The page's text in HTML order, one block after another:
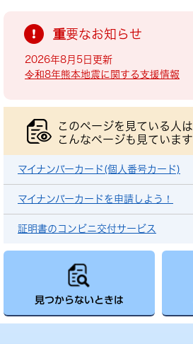
重要なお知らせ
2026年8月5日更新
令和8年熊本地震に関する支援情報
このページを見ている人は
こんなページも見ています
マイナンバーカード(個人番号カード)
マイナンバーカードを申請しよう！
証明書のコンビニ交付サービス
見つからないときは